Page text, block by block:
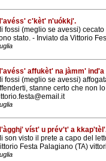
c'kèt' n'uókkj'.
fossi (meglio se avessi)
stato. - Inviato da Vittorio
affukèt' na jàmm'
fossi (meglio se avessi)
stanne certo che non
víst' u prév't' a
son visto il prete a capo del
Festa Palagiano (TA)